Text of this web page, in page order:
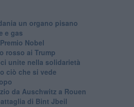
un organo pisano
e gas
Nobel
rosso ai Trump
unite nella solidarietà
ciò che si vede
da Auschwitz a Rouen
di Bint Jbeil